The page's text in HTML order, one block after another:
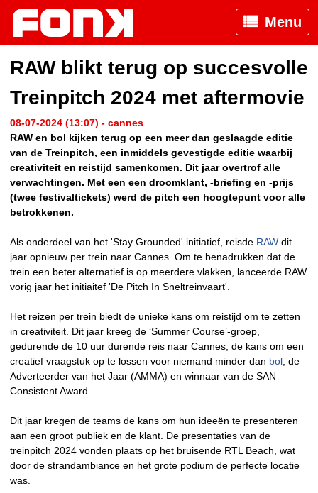
Menu
RAW blikt terug op succesvolle
Treinpitch 2024 met aftermovie
08-07-2024 (13:07) - cannes
RAW en bol kijken terug op een meer dan geslaagde editie
van de Treinpitch, een inmiddels gevestigde editie waarbij
creativiteit en reistijd samenkomen. Dit jaar overtrof alle
verwachtingen. Met een een droomklant, -briefing en -prijs
(twee festivaltickets) werd de pitch een hoogtepunt voor alle
betrokkenen.
Als onderdeel van het 'Stay Grounded' initiatief, reisde RAW dit
jaar opnieuw per trein naar Cannes. Om te benadrukken dat de
trein een beter alternatief is op meerdere vlakken, lanceerde RAW
vorig jaar het initiaitef 'De Pitch In Sneltreinvaart'.
Het reizen per trein biedt de unieke kans om reistijd om te zetten
in creativiteit. Dit jaar kreeg de ‘Summer Course’-groep,
gedurende de 10 uur durende reis naar Cannes, de kans om een
creatief vraagstuk op te lossen voor niemand minder dan bol , de
Adverteerder van het Jaar (AMMA) en winnaar van de SAN
Consistent Award.
Dit jaar kregen de teams de kans om hun ideeën te presenteren
aan een groot publiek en de klant. De presentaties van de
treinpitch 2024 vonden plaats op het bruisende RTL Beach, wat
door de strandambiance en het grote podium de perfecte locatie
was.